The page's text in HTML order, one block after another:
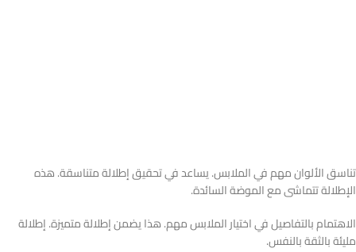
تناسق الألوان مهم في الملابس. يساعد في تحقيق إطلالة متناسقة. هذه
الإطلالة تتماشى مع الموضة السائدة.
الاهتمام بالتفاصيل في اختيار الملابس مهم. هذا يضمن إطلالة متميزة. إطلالة
مليئة بالثقة بالنفس.